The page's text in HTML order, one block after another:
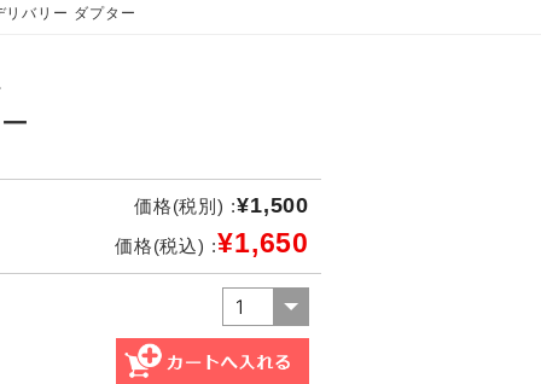
リバリー ダプター
価格(税別) :¥1,500
価格(税込) :¥1,650